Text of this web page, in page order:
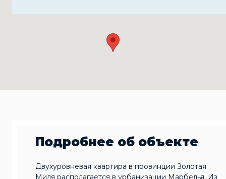
Подробнее об объекте
Двухуровневая квартира в провинции Золотая
Миля располагается в урбанизации Марбелья. Из